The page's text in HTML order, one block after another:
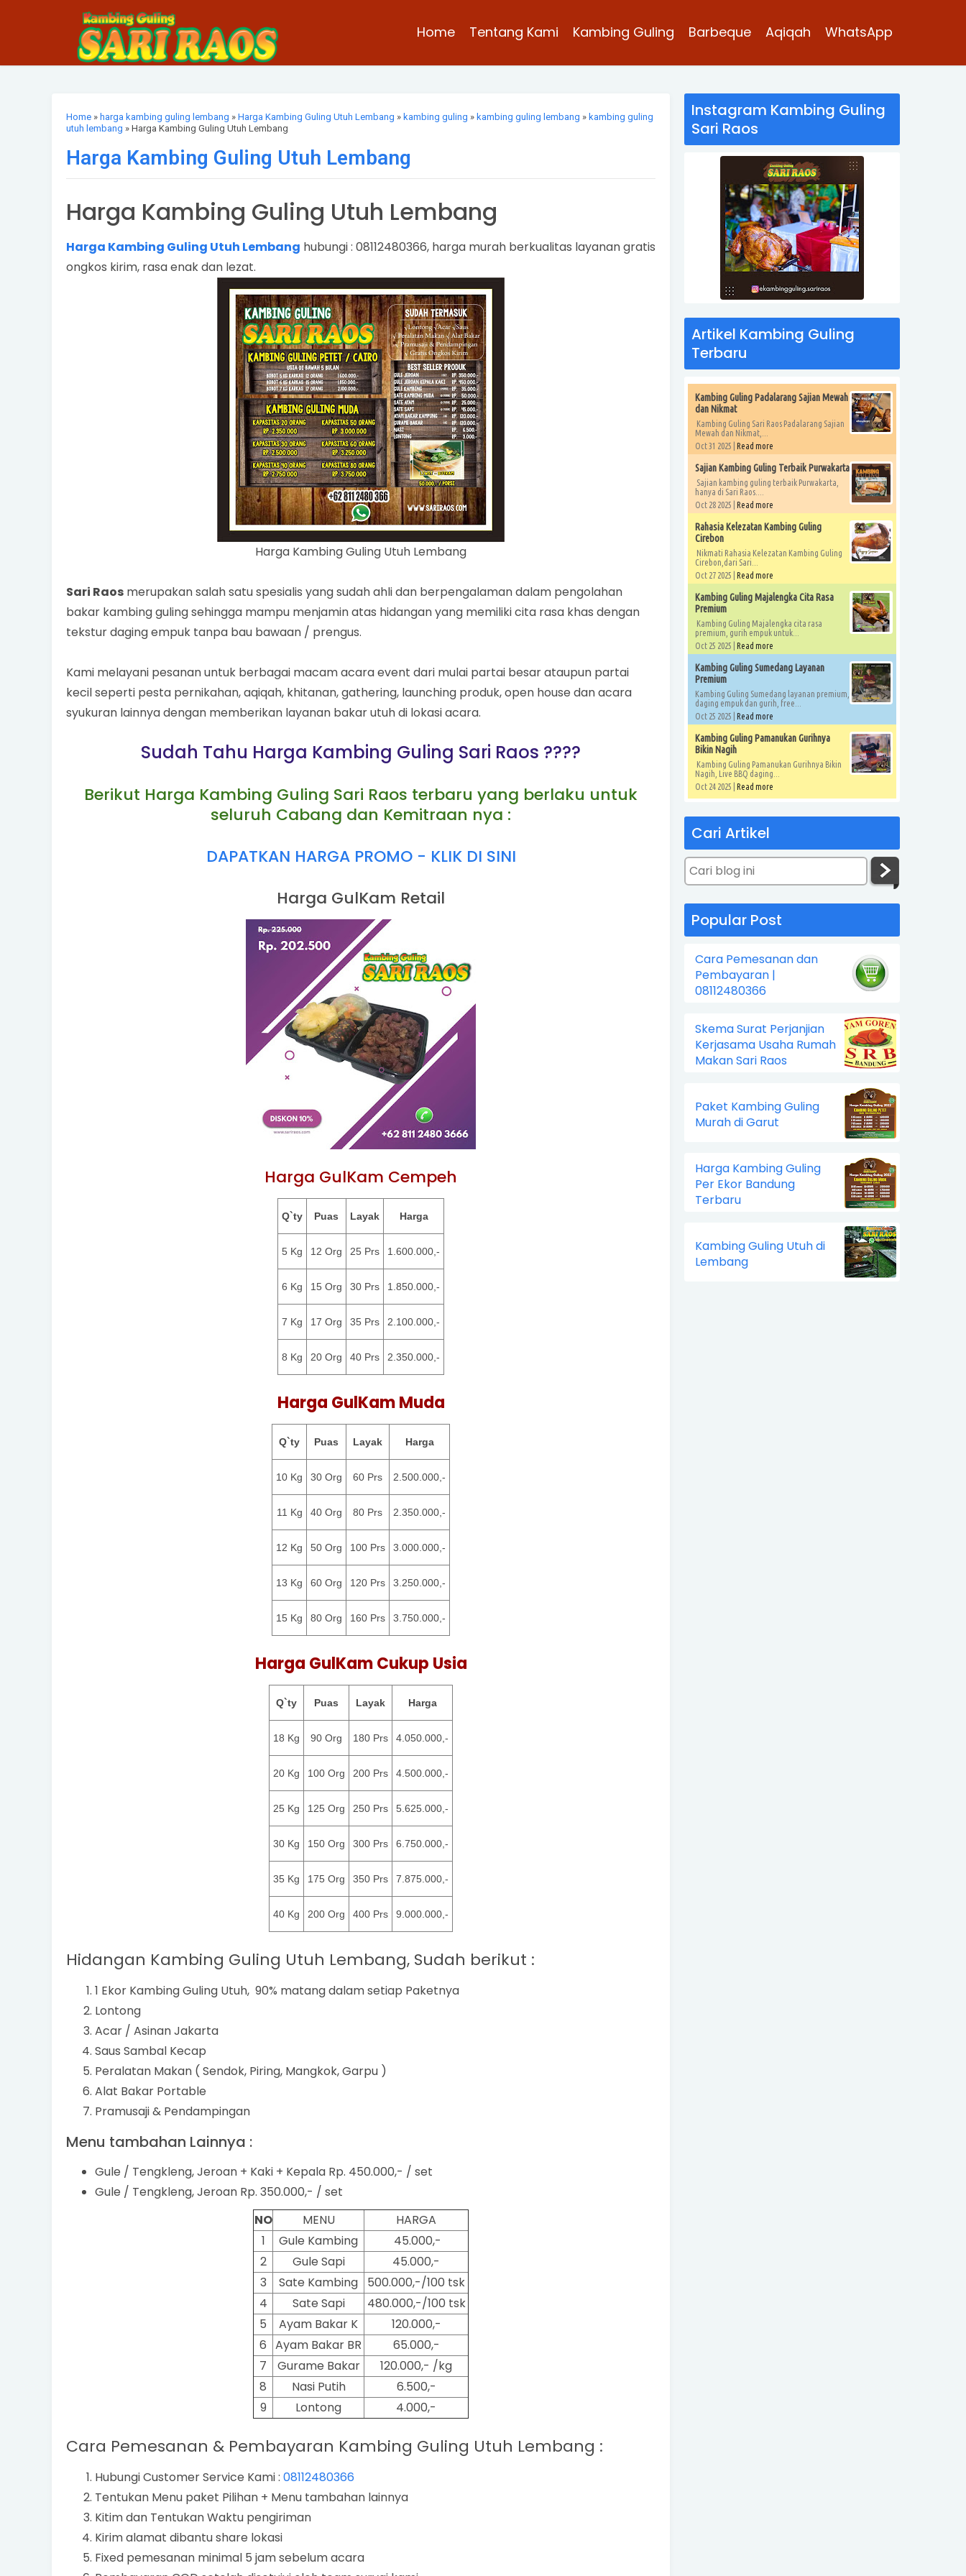
Home Tentang Kami Kambing Guling Barbeque Aqiqah WhatsApp
Home » harga kambing guling lembang » Harga Kambing Guling Utuh Lembang » kambing guling » kambing guling lembang » kambing guling
utuh lembang » Harga Kambing Guling Utuh Lembang
Harga Kambing Guling Utuh Lembang
Harga Kambing Guling Utuh Lembang
Harga Kambing Guling Utuh Lembang hubungi : 08112480366, harga murah berkualitas layanan gratis
ongkos kirim, rasa enak dan lezat.
Harga Kambing Guling Utuh Lembang
Sari Raos merupakan salah satu spesialis yang sudah ahli dan berpengalaman dalam pengolahan
bakar kambing guling sehingga mampu menjamin atas hidangan yang memiliki cita rasa khas dengan
tekstur daging empuk tanpa bau bawaan / prengus.
Kami melayani pesanan untuk berbagai macam acara event dari mulai partai besar ataupun partai
kecil seperti pesta pernikahan, aqiqah, khitanan, gathering, launching produk, open house dan acara
syukuran lainnya dengan memberikan layanan bakar utuh di lokasi acara.
Sudah Tahu Harga Kambing Guling Sari Raos ????
Berikut Harga Kambing Guling Sari Raos terbaru yang berlaku untuk
seluruh Cabang dan Kemitraan nya :
DAPATKAN HARGA PROMO - KLIK DI SINI
Harga GulKam Retail
Harga GulKam Cempeh
Q`ty Puas Layak Harga
5 Kg 12 Org 25 Prs 1.600.000,-
6 Kg 15 Org 30 Prs 1.850.000,-
7 Kg 17 Org 35 Prs 2.100.000,-
8 Kg 20 Org 40 Prs 2.350.000,-
Harga GulKam Muda
Q`ty Puas Layak Harga
10 Kg 30 Org 60 Prs 2.500.000,-
11 Kg 40 Org 80 Prs 2.350.000,-
12 Kg 50 Org 100 Prs 3.000.000,-
13 Kg 60 Org 120 Prs 3.250.000,-
15 Kg 80 Org 160 Prs 3.750.000,-
Harga GulKam Cukup Usia
Q`ty Puas Layak Harga
18 Kg 90 Org 180 Prs 4.050.000,-
20 Kg 100 Org 200 Prs 4.500.000,-
25 Kg 125 Org 250 Prs 5.625.000,-
30 Kg 150 Org 300 Prs 6.750.000,-
35 Kg 175 Org 350 Prs 7.875.000,-
40 Kg 200 Org 400 Prs 9.000.000,-
Hidangan Kambing Guling Utuh Lembang, Sudah berikut :
1 Ekor Kambing Guling Utuh, 90% matang dalam setiap Paketnya
Lontong
Acar / Asinan Jakarta
Saus Sambal Kecap
Peralatan Makan ( Sendok, Piring, Mangkok, Garpu )
Alat Bakar Portable
Pramusaji & Pendampingan
Menu tambahan Lainnya :
Gule / Tengkleng, Jeroan + Kaki + Kepala Rp. 450.000,- / set
Gule / Tengkleng, Jeroan Rp. 350.000,- / set
NO
MENU
HARGA
1
Gule Kambing
45.000,-
2
Gule Sapi
45.000,-
3
Sate Kambing
500.000,-/100 tsk
4
Sate Sapi
480.000,-/100 tsk
5
Ayam Bakar K
120.000,-
6 Ayam Bakar BR
65.000,-
7
Gurame Bakar
120.000,- /kg
8
Nasi Putih
6.500,-
9
Lontong 4.000,-
Cara Pemesanan & Pembayaran Kambing Guling Utuh Lembang :
Hubungi Customer Service Kami : 08112480366
Tentukan Menu paket Pilihan + Menu tambahan lainnya
Kitim dan Tentukan Waktu pengiriman
Kirim alamat dibantu share lokasi
Fixed pemesanan minimal 5 jam sebelum acara
Instagram Kambing Guling
Sari Raos
Artikel Kambing Guling
Terbaru
Kambing Guling Padalarang Sajian Mewah
dan Nikmat
Kambing Guling Sari Raos Padalarang Sajian
Mewah dan Nikmat,...
Oct 31 2025 | Read more
Sajian Kambing Guling Terbaik Purwakarta
Sajian kambing guling terbaik Purwakarta,
hanya di Sari Raos....
Oct 28 2025 | Read more
Rahasia Kelezatan Kambing Guling
Cirebon
Nikmati Rahasia Kelezatan Kambing Guling
Cirebon,dari Sari...
Oct 27 2025 | Read more
Kambing Guling Majalengka Cita Rasa
Premium
Kambing Guling Majalengka cita rasa
premium, gurih empuk untuk...
Oct 25 2025 | Read more
Kambing Guling Sumedang Layanan
Premium
Kambing Guling Sumedang layanan premium,
daging empuk dan gurih, free...
Oct 25 2025 | Read more
Kambing Guling Pamanukan Gurihnya
Bikin Nagih
Kambing Guling Pamanukan Gurihnya Bikin
Nagih, Live BBQ daging...
Oct 24 2025 | Read more
Cari Artikel
Popular Post
Cara Pemesanan dan
Pembayaran |
08112480366
Skema Surat Perjanjian
Kerjasama Usaha Rumah
Makan Sari Raos
Paket Kambing Guling
Murah di Garut
Harga Kambing Guling
Per Ekor Bandung
Terbaru
Kambing Guling Utuh di
Lembang